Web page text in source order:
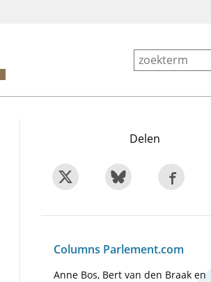
Delen
Columns Parlement.com
Anne Bos, Bert van den Braak en